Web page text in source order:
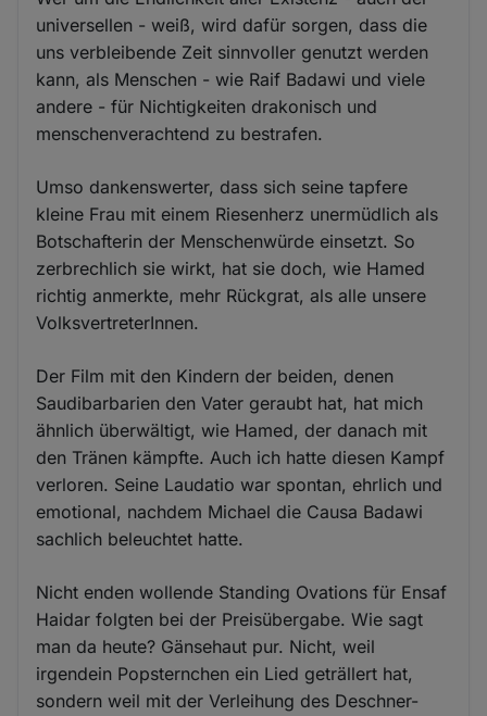
universellen - weiß, wird dafür sorgen, dass die
uns verbleibende Zeit sinnvoller genutzt werden
kann, als Menschen - wie Raif Badawi und viele
andere - für Nichtigkeiten drakonisch und
menschenverachtend zu bestrafen.
Umso dankenswerter, dass sich seine tapfere
kleine Frau mit einem Riesenherz unermüdlich als
Botschafterin der Menschenwürde einsetzt. So
zerbrechlich sie wirkt, hat sie doch, wie Hamed
richtig anmerkte, mehr Rückgrat, als alle unsere
VolksvertreterInnen.
Der Film mit den Kindern der beiden, denen
Saudibarbarien den Vater geraubt hat, hat mich
ähnlich überwältigt, wie Hamed, der danach mit
den Tränen kämpfte. Auch ich hatte diesen Kampf
verloren. Seine Laudatio war spontan, ehrlich und
emotional, nachdem Michael die Causa Badawi
sachlich beleuchtet hatte.
Nicht enden wollende Standing Ovations für Ensaf
Haidar folgten bei der Preisübergabe. Wie sagt
man da heute? Gänsehaut pur. Nicht, weil
irgendein Popsternchen ein Lied geträllert hat,
sondern weil mit der Verleihung des Deschner-